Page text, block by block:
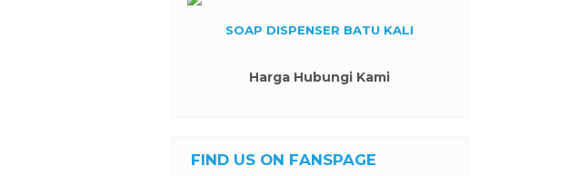
SOAP DISPENSER BATU KALI
Harga Hubungi Kami
FIND US ON FANSPAGE